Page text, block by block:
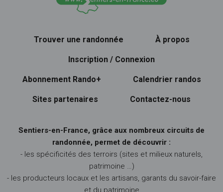
Trouver une randonnée À propos
Inscription / Connexion
Abonnement Rando+ Calendrier randos
Sites partenaires Contactez-nous
Sentiers-en-France, grâce aux nombreux circuits de
randonnée, permet de découvrir :
- les spécificités des terroirs (sites et milieux naturels,
patrimoine …)
- les producteurs locaux et les artisans, garants du savoir-faire
et du patrimoine